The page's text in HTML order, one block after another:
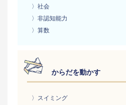
〉社会
〉非認知能力
〉算数
からだを動かす
〉スイミング